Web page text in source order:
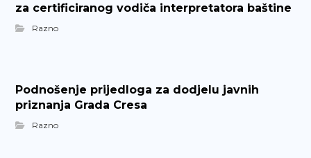
za certificiranog vodiča interpretatora baštine
Razno
Podnošenje prijedloga za dodjelu javnih
priznanja Grada Cresa
Razno